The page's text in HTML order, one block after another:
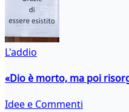
L'addio
«Dio è morto, ma poi
Idee e Commenti